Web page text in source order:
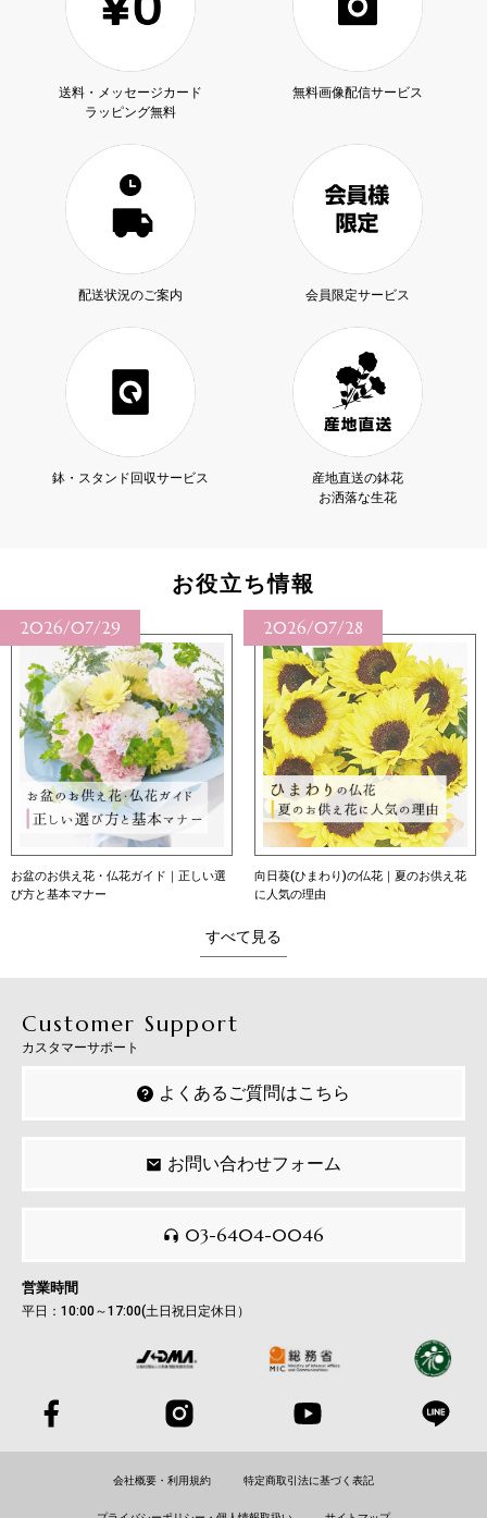
送料・メッセージカード
ラッピング無料
無料画像配信サービス
配送状況のご案内 会員限定サービス
鉢・スタンド回収サービス
産地直送の鉢花
お洒落な生花
お役立ち情報
2026/07/29
お盆のお供え花・仏花ガイド｜正しい選
び方と基本マナー
2026/07/28
向日葵(ひまわり)の仏花｜夏のお供え花
に人気の理由
すべて見る
Customer Support
カスタマーサポート
よくあるご質問はこちら
お問い合わせフォーム
03-6404-0046
営業時間
平日：10:00～17:00(土日祝日定休日）
会社概要・利用規約 特定商取引法に基づく表記